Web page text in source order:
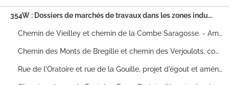
354W : Dossiers de marchés de travaux dans les zones industrielles, les zones d'aménagement concertées (ZAC) et sur la voirie communale.
Chemin de Vieilley et chemin de la Combe Saragosse. - Aménagement d'un carrefour giratoire : dossier de marché n° 93-061 (1993). - Projet et construction d'égouts : dossiers de marché (notamment n° 78-076 et 81-095) (1973-1983). - Aménagements de voirie : dossiers de marché n°81-088 et 82-153 (1980-1982). - Construction de trottoirs : dossier de marché n°72-024 (1972).
Chemin des Monts de Bregille et chemin des Verjoulots, construction d'un égout : dossier de marché n°83-134 (1983-1985). Chemin des Monts de Bregille et chemin du Fort de Bregille, extension du réseau d'assainissement et renouvellement du réseau d'eau : dossier de marché n°94-141 (1994-1996). Chemin du Fort de Bregille. -N°6, reconstruction du mur de soutènement et mise à l'alignement : dossier de marché n°94-66 (1994). -Construction d'égoût : dossier de marché n°86-167 (1986-1987). - Réfection de voirie partie supérieure: dossier de marché (1961).
Rue de l'Oratoire et rue de la Gouille, projet d'égout et aménagement : dossiers de marché n°79-98 (Oratoire, lot maçonnerie), n°79-62 (Oratoire, assainissement) et n°79-98 (Oratoire, lot voirie), plans (rue de la Gouille), pétition des riverains, documents relatifs au 21 rue de l'Oratoire (1979, 1990). Chemin de l'Oratoire. - Elargissement : dossier de marché n°73-20 (1973-1975). - projet de rectification (modification de l'alignement et déclassement partiels) : dossier de marché (1959). - Elargissement partiel au droit des propriétés Jouffroy et Guerrin : plans, devis estimatif, mémoire des travaux (1960-1961).